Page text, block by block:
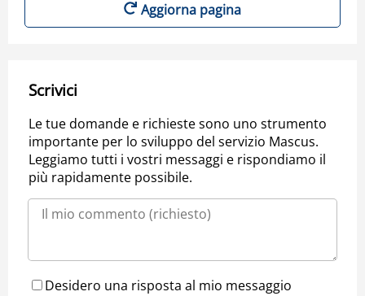
Aggiorna pagina
Scrivici
Le tue domande e richieste sono uno strumento
importante per lo sviluppo del servizio Mascus.
Leggiamo tutti i vostri messaggi e rispondiamo il
più rapidamente possibile.
Desidero una risposta al mio messaggio